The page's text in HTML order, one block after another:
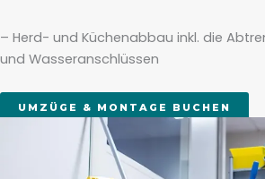
– Herd- und Küchenabbau inkl. die
und Wasseranschlüssen
UMZÜGE & MONTAGE BUCHEN